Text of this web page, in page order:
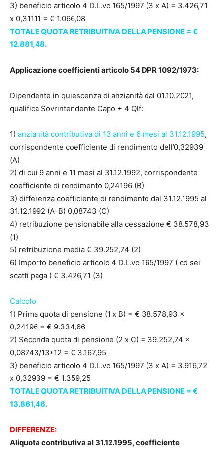
3) beneficio articolo 4 D.L.vo 165/1997 (3 x A) = 3.426,71
x 0,31111 = € 1.066,08
TOTALE QUOTA RETRIBUITIVA DELLA PENSIONE = €
12.881,48.
Applicazione coefficienti articolo 54 DPR 1092/1973:
Dipendente in quiescenza di anzianità dal 01.10.2021,
qualifica Sovrintendente Capo + 4 Qlf:
1) anzianità contributiva di 13 anni e 6 mesi al 31.12.1995,
corrispondente coefficiente di rendimento dell’0,32939
(A)
2) di cui 9 anni e 11 mesi al 31.12.1992, corrispondente
coefficiente di rendimento 0,24196 (B)
3) differenza coefficiente di rendimento dal 31.12.1995 al
31.12.1992 (A-B) 0,08743 (C)
4) retribuzione pensionabile alla cessazione € 38.578,93
(1)
5) retribuzione media € 39.252,74 (2)
6) Importo beneficio articolo 4 D.L.vo 165/1997 ( cd sei
scatti paga ) € 3.426,71 (3)
Calcolo:
1) Prima quota di pensione (1 x B) = € 38.578,93 x
0,24196 = € 9.334,66
2) Seconda quota di pensione (2 x C) = 39.252,74 x
0,08743/13*12 = € 3.167,95
3) beneficio articolo 4 D.L.vo 165/1997 (3 x A) = 3.916,72
x 0,32939 = € 1.359,25
TOTALE QUOTA RETRIBUITIVA DELLA PENSIONE = €
13.861,46.
DIFFERENZE:
Aliquota contributiva al 31.12.1995, coefficiente